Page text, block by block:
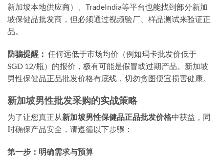
新加坡本地供应商）、TradeIndia等平台也能找到部分新加
坡保健品批发商，但必须通过视频验厂、样品测试来验证正
品。
防骗提醒： 任何远低于市场均价（例如玛卡批发价低于
SGD 12/瓶）的报价，极有可能是假冒或过期产品。新加坡
男性保健品正品批发价格有底线，切勿贪图便宜损害健康。
新加坡男性批发采购的实战策略
为了让您真正从新加坡男性保健品正品批发价格中获益，同
时确保产品安全，请遵循以下步骤：
第一步：明确需求与预算